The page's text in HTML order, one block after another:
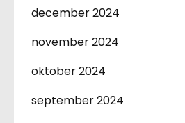
december 2024
november 2024
oktober 2024
september 2024